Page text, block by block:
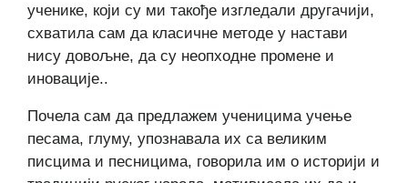
ученике, који су ми такође изгледали другачији,
схватила сам да класичне методе у настави
нису довољне, да су неопходне промене и
иновације..
Почела сам да предлажем ученицима учење
песама, глуму, упознавала их са великим
писцима и песницима, говорила им о историји и